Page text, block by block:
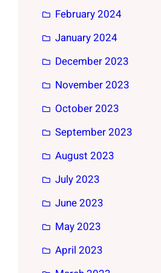
February 2024
January 2024
December 2023
November 2023
October 2023
September 2023
August 2023
July 2023
June 2023
May 2023
April 2023